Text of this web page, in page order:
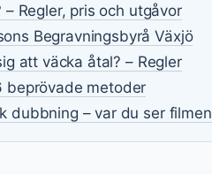
Regler, pris och utgåvor
Begravningsbyrå Växjö
att väcka åtal? – Regler
beprövade metoder
dubbning – var du ser filmen